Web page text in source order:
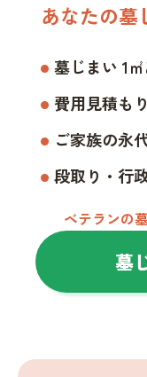
あなたの墓
墓じまい 1
費用見積も
ご家族の永
段取り・行
ベテランの
墓